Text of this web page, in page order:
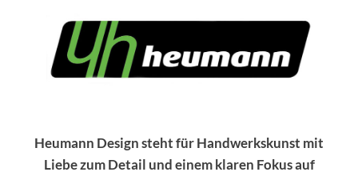
Heumann Design steht für Handwerkskunst mit
Liebe zum Detail und einem klaren Fokus auf